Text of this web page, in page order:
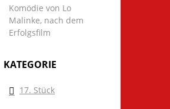
Komödie von Lo
Malinke, nach dem
Erfolgsfilm
KATEGORIE
17. Stück